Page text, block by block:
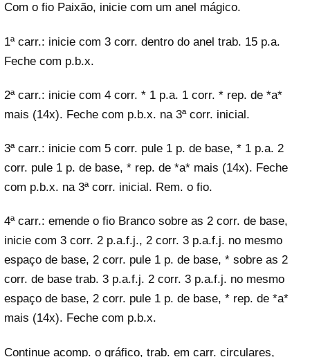
Com o fio Paixão, inicie com um anel mágico.
1ª carr.: inicie com 3 corr. dentro do anel trab. 15 p.a.
Feche com p.b.x.
2ª carr.: inicie com 4 corr. * 1 p.a. 1 corr. * rep. de *a*
mais (14x). Feche com p.b.x. na 3ª corr. inicial.
3ª carr.: inicie com 5 corr. pule 1 p. de base, * 1 p.a. 2
corr. pule 1 p. de base, * rep. de *a* mais (14x). Feche
com p.b.x. na 3ª corr. inicial. Rem. o fio.
4ª carr.: emende o fio Branco sobre as 2 corr. de base,
inicie com 3 corr. 2 p.a.f.j., 2 corr. 3 p.a.f.j. no mesmo
espaço de base, 2 corr. pule 1 p. de base, * sobre as 2
corr. de base trab. 3 p.a.f.j. 2 corr. 3 p.a.f.j. no mesmo
espaço de base, 2 corr. pule 1 p. de base, * rep. de *a*
mais (14x). Feche com p.b.x.
Continue acomp. o gráfico, trab. em carr. circulares,